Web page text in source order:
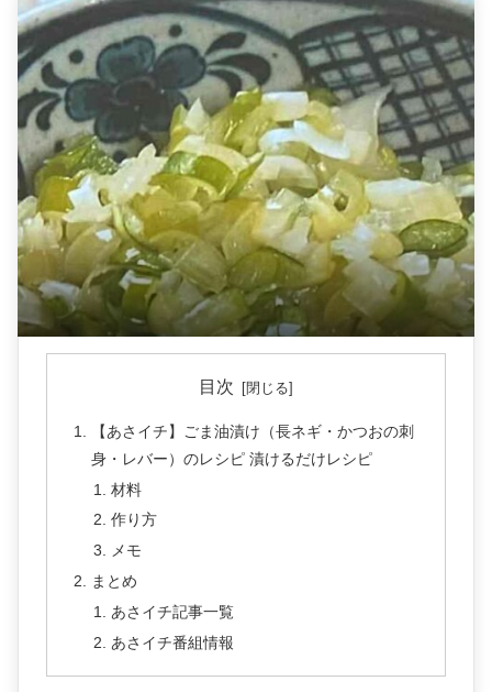
目次
【あさイチ】ごま油漬け（長ネギ・かつおの刺
身・レバー）のレシピ 漬けるだけレシピ
材料
作り方
メモ
まとめ
あさイチ記事一覧
あさイチ番組情報